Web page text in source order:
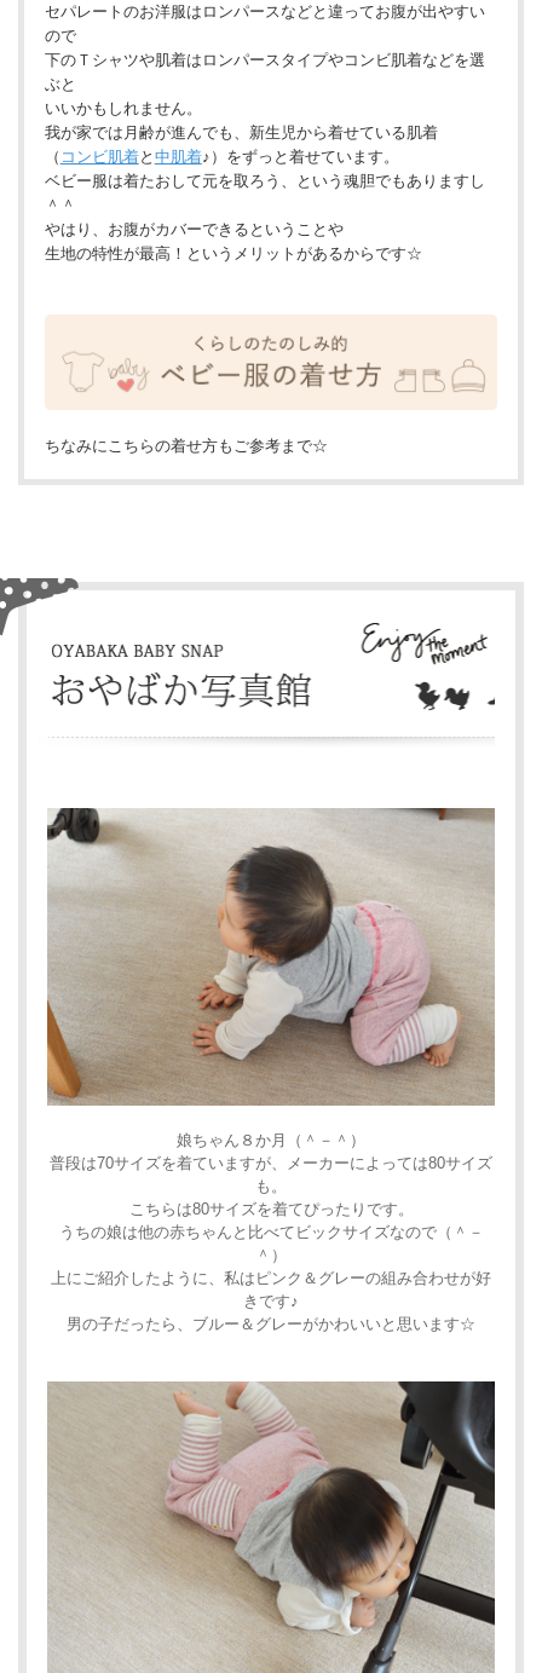
セパレートのお洋服はロンパースなどと違ってお腹が出やすい
ので
下のＴシャツや肌着はロンパースタイプやコンビ肌着などを選
ぶと
いいかもしれません。
我が家では月齢が進んでも、新生児から着せている肌着
（ コンビ肌着と 中肌着♪）をずっと着せています。
ベビー服は着たおして元を取ろう、という魂胆でもありますし
＾＾
やはり、お腹がカバーできるということや
生地の特性が最高！というメリットがあるからです☆
ちなみにこちらの着せ方もご参考まで☆
娘ちゃん８か月（＾－＾）
普段は70サイズを着ていますが、メーカーによっては80サイズ
も。
こちらは80サイズを着てぴったりです。
うちの娘は他の赤ちゃんと比べてビックサイズなので（＾－
＾）
上にご紹介したように、私はピンク＆グレーの組み合わせが好
きです♪
男の子だったら、ブルー＆グレーがかわいいと思います☆